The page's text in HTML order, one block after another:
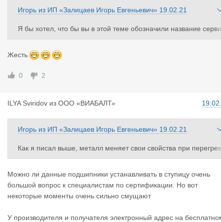
Игорь из ИП «Залицаев Игорь Евгеньевич» 19.02.21
Я бы хотел, что бы вы в этой теме обозначили название серви
оворите.Пускай, думающие люди делают правильные
Мы работаем более 20 лет на рынке запчастей, думаю
ые выводы уже давно сделаны.
Жесть
0 2
ILYA Sviridov из ООО «ВИАБАЛТ»
Игорь из ИП «Залицаев Игорь Евгеньевич» 19.02.21
Как я писал выше, металл меняет свои свойства при перегрев
е.
Сертификат во вложении.
Можно ли данные подшипники устанавливать в ступицу очень
большой вопрос к специалистам по сертификации. Но вот
некоторые моменты очень сильно смущают
У производителя и получателя электронный адрес на